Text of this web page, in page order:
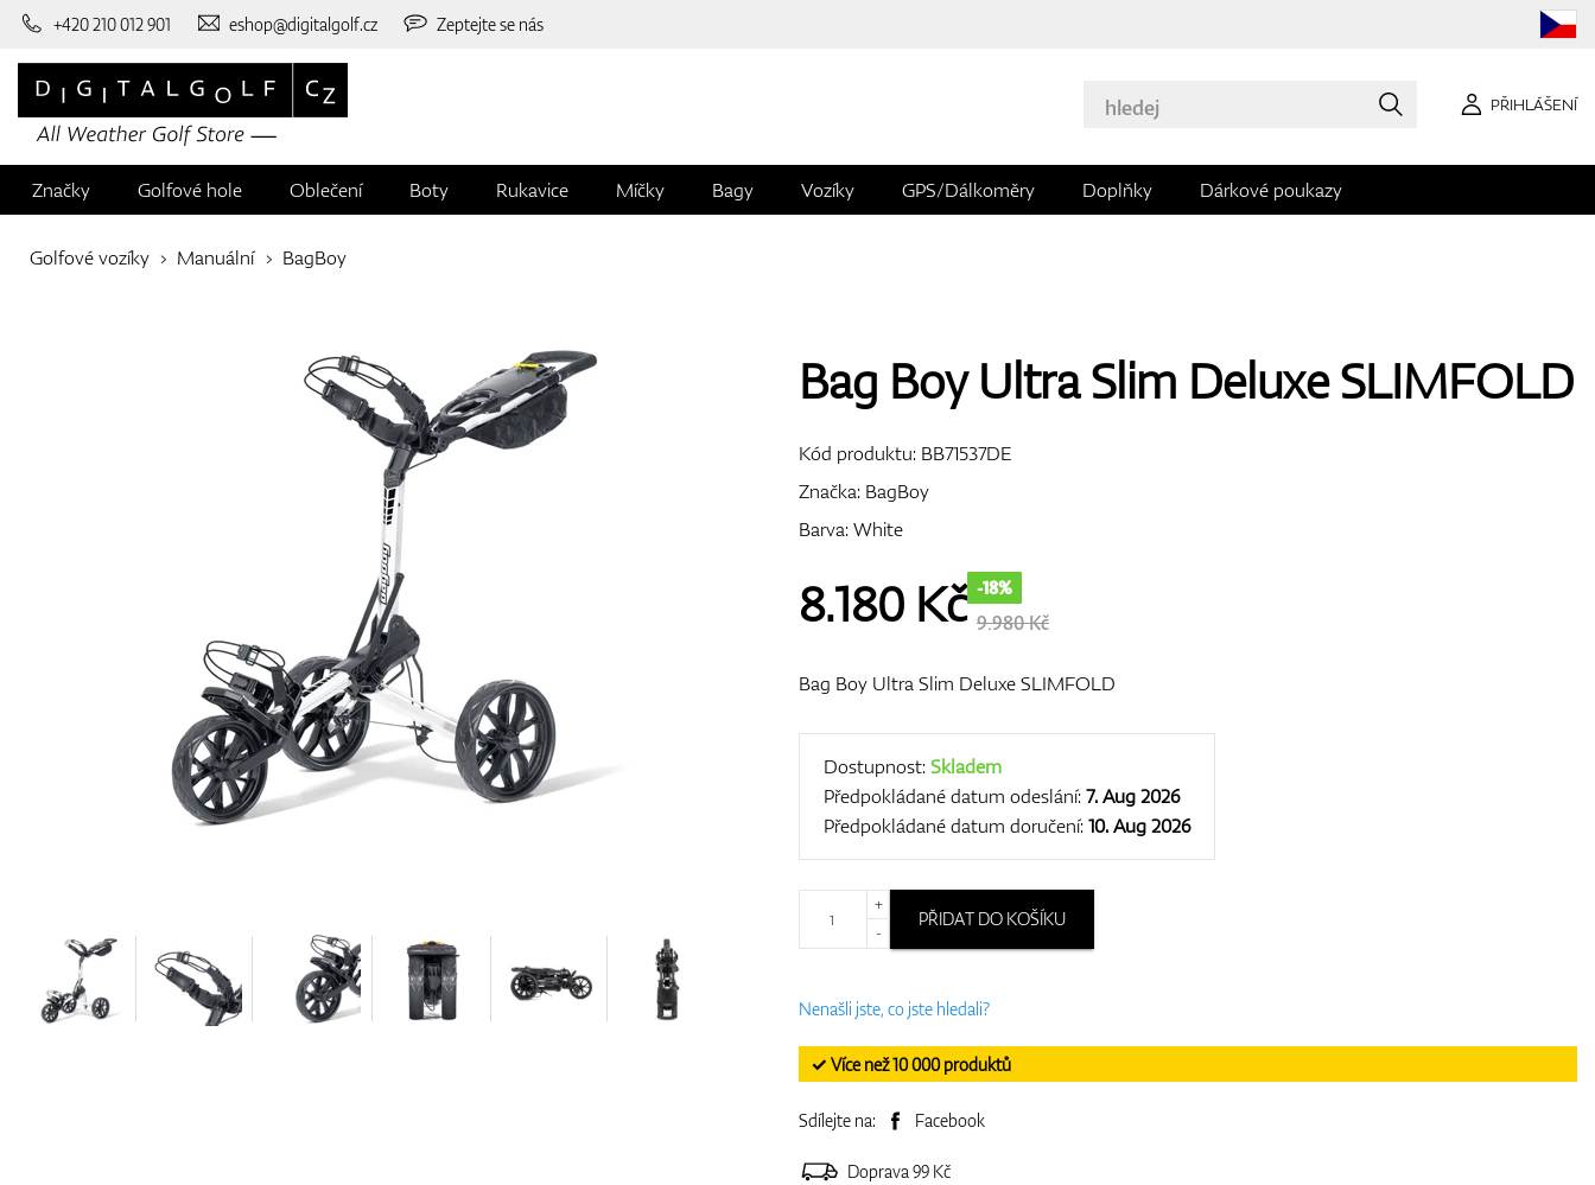
+420 210 012 901 eshop@digitalgolf.cz Zeptejte se nás
PŘIHLÁŠENÍ
Značky Golfové hole Oblečení Boty Rukavice Míčky Bagy Vozíky GPS/Dálkoměry Doplňky Dárkové poukazy
Golfové vozíky Manuální BagBoy
Bag Boy Ultra Slim Deluxe SLIMFOLD
Kód produktu: BB71537DE
Značka: BagBoy
Barva: White
8.180Kč -18%
9.980 Kč
Bag Boy Ultra Slim Deluxe SLIMFOLD
Dostupnost:Skladem
Předpokládané datum odeslání:7. Aug 2026
Předpokládané datum doručení:10. Aug 2026
+
-
PŘIDAT DO KOŠÍKU
Nenašli jste, co jste hledali?
✓ Více než 10 000 produktů
Sdílejte na: Facebook
Doprava 99 Kč